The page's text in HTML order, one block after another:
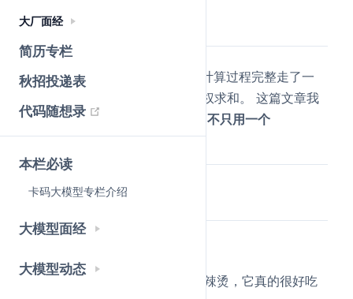
大厂面经
简历专栏
秋招投递表
代码随想录
(opens new window)
本栏必读
卡码大模型专栏介绍
大模型面经
大模型动态
2026-05-25
上一篇文章我们把 Attention 的计算过程完整走了一
遍，从 QKᵀ 到 Softmax 再到加权求和。 这篇文章我
们来聊聊： 为什么 Transformer 不只用一个
Attention，而是要用"多个头"？
一个头有什么问题？
我用筷子吃了一碗热腾腾的麻辣烫，它真的很好吃